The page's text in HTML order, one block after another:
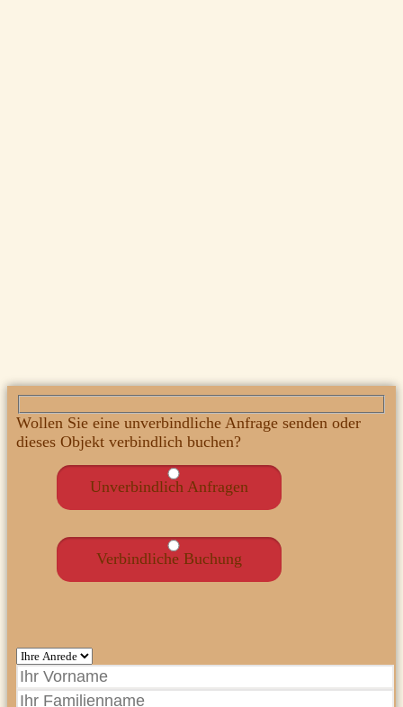
Wollen Sie eine unverbindliche Anfrage senden oder
dieses Objekt verbindlich buchen?
Unverbindlich Anfragen
Verbindliche Buchung